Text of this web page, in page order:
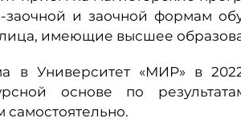
заочной и заочной формам
лица, имеющие высшее
в Университет «МИР» в
основе по